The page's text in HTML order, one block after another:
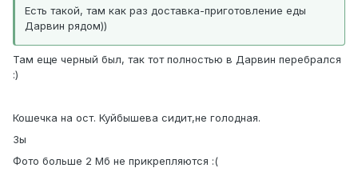
Есть такой, там как раз доставка-приготовление еды
Дарвин рядом))
Там еще черный был, так тот полностью в Дарвин перебрался
:)
Кошечка на ост. Куйбышева сидит,не голодная.
Зы
Фото больше 2 Мб не прикрепляются :(